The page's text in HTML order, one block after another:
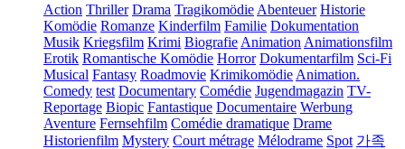
Action Thriller Drama Tragikomödie Abenteuer Historie
Komödie Romanze Kinderfilm Familie Dokumentation
Musik Kriegsfilm Krimi Biografie Animation Animationsfilm
Erotik Romantische Komödie Horror Dokumentarfilm Sci-Fi
Musical Fantasy Roadmovie Krimikomödie Animation.
Comedy test Documentary Comédie Jugendmagazin TV-
Reportage Biopic Fantastique Documentaire Werbung
Aventure Fernsehfilm Comédie dramatique Drame
Historienfilm Mystery Court métrage Mélodrame Spot 가족